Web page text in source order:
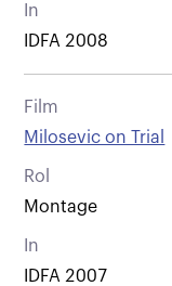
In
IDFA 2008
Film
Milosevic on Trial
Rol
Montage
In
IDFA 2007